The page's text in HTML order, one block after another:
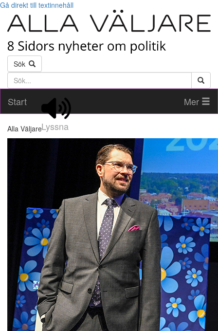
Gå direkt till textinnehåll
Sök
Söktext
Start
Lyssna
Mer
Alla Väljare